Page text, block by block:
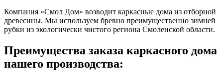
Компания «Смол Дом» возводит каркасные дома из отборной
древесины. Мы используем бревно преимущественно зимней
рубки из экологически чистого региона Смоленской области.
Преимущества заказа каркасного дома
нашего производства: